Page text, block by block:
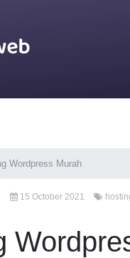
Wordpress Murah
15 October 2021